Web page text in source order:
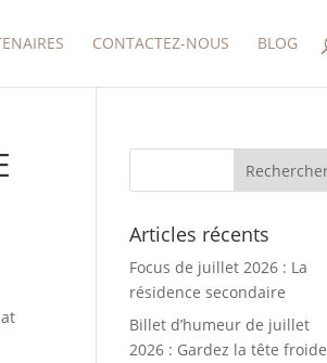
CONTACTEZ-NOUS BLOG
Articles récents
Focus de juillet 2026 : La
résidence secondaire
Billet d’humeur de juillet
2026 : Gardez la tête froide